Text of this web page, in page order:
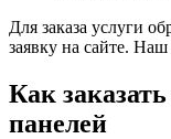
Для заказа услуги
заявку на сайте.
Как
панелей